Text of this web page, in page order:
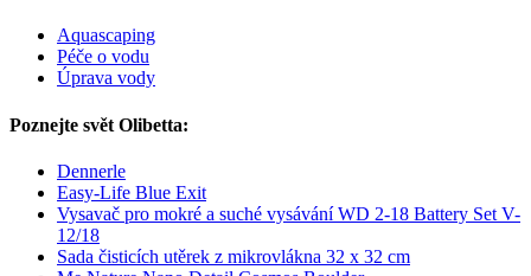
Aquascaping
Péče o vodu
Úprava vody
Poznejte svět Olibetta:
Dennerle
Easy-Life Blue Exit
Vysavač pro mokré a suché vysávání WD 2-18 Battery Set V-
12/18
Sada čisticích utěrek z mikrovlákna 32 x 32 cm